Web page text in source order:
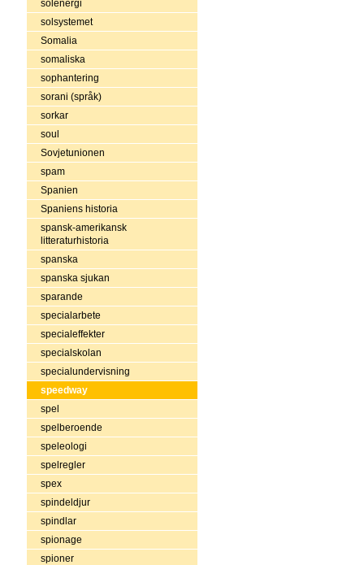
solenergi
solsystemet
Somalia
somaliska
sophantering
sorani (språk)
sorkar
soul
Sovjetunionen
spam
Spanien
Spaniens historia
spansk-amerikansk
litteraturhistoria
spanska
spanska sjukan
sparande
specialarbete
specialeffekter
specialskolan
specialundervisning
speedway
spel
spelberoende
speleologi
spelregler
spex
spindeldjur
spindlar
spionage
spioner